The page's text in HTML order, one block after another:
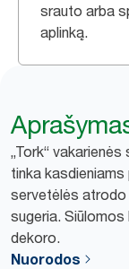
srauto arba
aplinką.​
„Tork“
tinka
servetėlės atrodo
sugeria. Siūlomos
dekoro.
Nuorodos